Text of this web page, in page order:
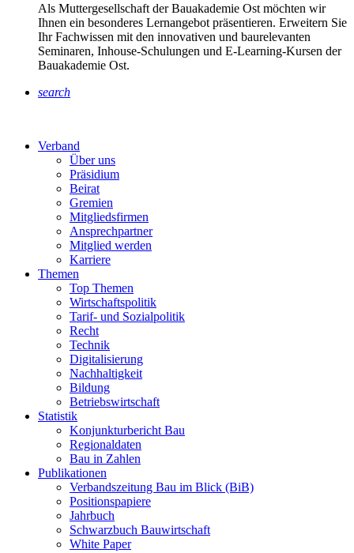
Als Muttergesellschaft der Bauakademie Ost möchten wir
Ihnen ein besonderes Lernangebot präsentieren. Erweitern Sie
Ihr Fachwissen mit den innovativen und baurelevanten
Seminaren, Inhouse-Schulungen und E-Learning-Kursen der
Bauakademie Ost.
search
Verband
Über uns
Präsidium
Beirat
Gremien
Mitgliedsfirmen
Ansprechpartner
Mitglied werden
Karriere
Themen
Top Themen
Wirtschaftspolitik
Tarif- und Sozialpolitik
Recht
Technik
Digitalisierung
Nachhaltigkeit
Bildung
Betriebswirtschaft
Statistik
Konjunkturbericht Bau
Regionaldaten
Bau in Zahlen
Publikationen
Verbandszeitung Bau im Blick (BiB)
Positionspapiere
Jahrbuch
Schwarzbuch Bauwirtschaft
White Paper